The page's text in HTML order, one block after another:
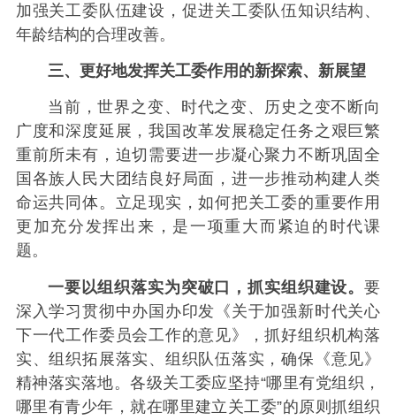
加强关工委队伍建设，促进关工委队伍知识结构、
年龄结构的合理改善。
三、更好地发挥关工委作用的新探索、新展望
当前，世界之变、时代之变、历史之变不断向
广度和深度延展，我国改革发展稳定任务之艰巨繁
重前所未有，迫切需要进一步凝心聚力不断巩固全
国各族人民大团结良好局面，进一步推动构建人类
命运共同体。立足现实，如何把关工委的重要作用
更加充分发挥出来，是一项重大而紧迫的时代课
题。
一要以组织落实为突破口，抓实组织建设。要
深入学习贯彻中办国办印发《关于加强新时代关心
下一代工作委员会工作的意见》，抓好组织机构落
实、组织拓展落实、组织队伍落实，确保《意见》
精神落实落地。各级关工委应坚持“哪里有党组织，
哪里有青少年，就在哪里建立关工委”的原则抓组织